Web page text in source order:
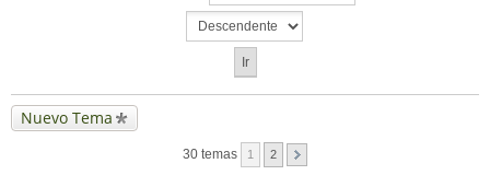
Nuevo Tema
30 temas 1 2